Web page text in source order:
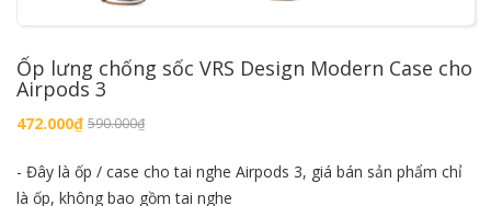
Ốp lưng chống sốc VRS Design Modern Case cho
Airpods 3
472.000₫ 590.000₫
- Đây là ốp / case cho tai nghe Airpods 3, giá bán sản phẩm chỉ
là ốp, không bao gồm tai nghe